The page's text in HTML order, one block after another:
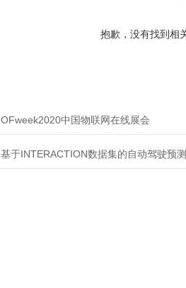
抱歉，没有找到相
OFweek2020中国物联网在线展会
基于INTERACTION数据集的自动驾驶预测模型挑战赛